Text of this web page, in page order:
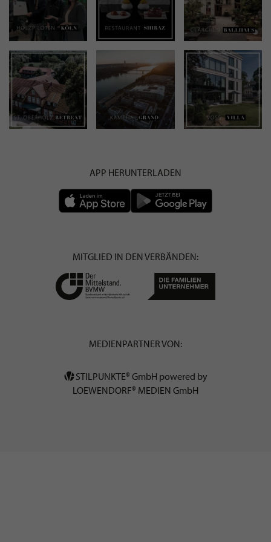
APP HERUNTERLADEN
MITGLIED IN DEN VERBÄNDEN:
MEDIENPARTNER VON:
STILPUNKTE® GmbH powered by
LOEWENDORF® MEDIEN GmbH